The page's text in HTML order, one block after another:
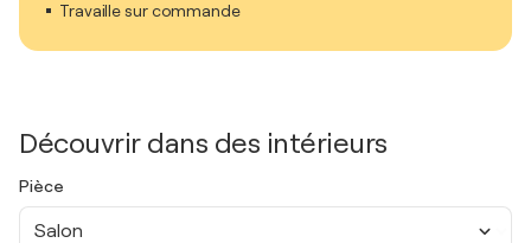
Travaille sur commande
Découvrir dans des intérieurs
Pièce
Salon